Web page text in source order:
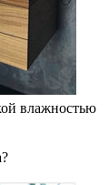
влажностью